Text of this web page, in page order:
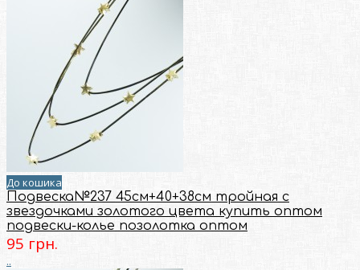
До кошика
Подвеска№237 45см+40+38см тройная с
звездочками золотого цвета купить оптом
подвески-колье позолотка оптом
95 грн.
..